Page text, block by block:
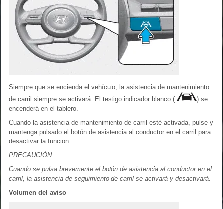
Siempre que se encienda el vehículo, la asistencia de mantenimiento
de carril siempre se activará. El testigo indicador blanco (
) se
encenderá en el tablero.
Cuando la asistencia de mantenimiento de carril esté activada, pulse y
mantenga pulsado el botón de asistencia al conductor en el carril para
desactivar la función.
PRECAUCIÓN
Cuando se pulsa brevemente el botón de asistencia al conductor en el
carril, la asistencia de seguimiento de carril se activará y desactivará.
Volumen del aviso